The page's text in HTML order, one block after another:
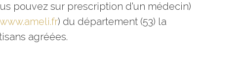
pouvez sur prescription d'un médecin)
) du département (53) la
agréées.